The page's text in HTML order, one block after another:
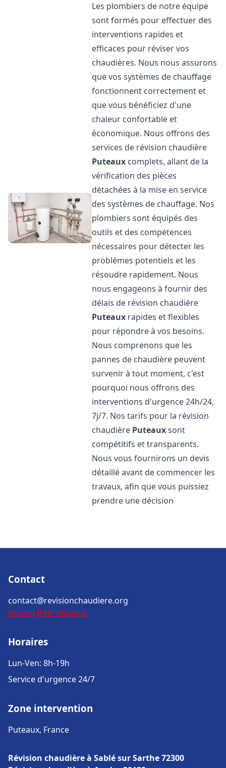
Les plombiers de notre équipe
sont formés pour effectuer des
interventions rapides et
efficaces pour réviser vos
chaudières. Nous nous assurons
que vos systèmes de chauffage
fonctionnent correctement et
que vous bénéficiez d'une
chaleur confortable et
économique. Nous offrons des
services de révision chaudière
Puteaux complets, allant de la
vérification des pièces
détachées à la mise en service
des systèmes de chauffage. Nos
plombiers sont équipés des
outils et des compétences
nécessaires pour détecter les
problèmes potentiels et les
résoudre rapidement. Nous
nous engageons à fournir des
délais de révision chaudière
Puteaux rapides et flexibles
pour répondre à vos besoins.
Nous comprenons que les
pannes de chaudière peuvent
survenir à tout moment, c'est
pourquoi nous offrons des
interventions d'urgence 24h/24,
7j/7. Nos tarifs pour la révision
chaudière Puteauxsont
compétitifs et transparents.
Nous vous fournirons un devis
détaillé avant de commencer les
travaux, afin que vous puissiez
prendre une décision
Contact
contact@revisionchaudiere.org
Accueil Informations
Horaires
Lun-Ven: 8h-19h
Service d'urgence 24/7
Zone intervention
Puteaux, France
Révision chaudière à Sablé sur Sarthe 72300